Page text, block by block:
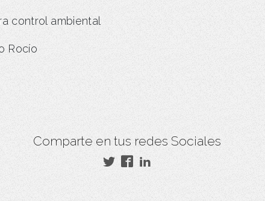
control ambiental
Rocío
Comparte en tus redes Sociales